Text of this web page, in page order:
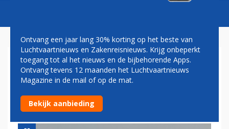
GRONDPERSONEEL GROTE
AMERIKAANSE VLIEGVELDEN
STAAKT
Ontvang een jaar lang 30% korting op het beste van
Luchtvaartnieuws en Zakenreisnieuws. Krijg onbeperkt
toegang tot al het nieuws en de bijbehorende Apps.
Ontvang tevens 12 maanden het Luchtvaartnieuws
Magazine in de mail of op de mat.
Bekijk aanbieding